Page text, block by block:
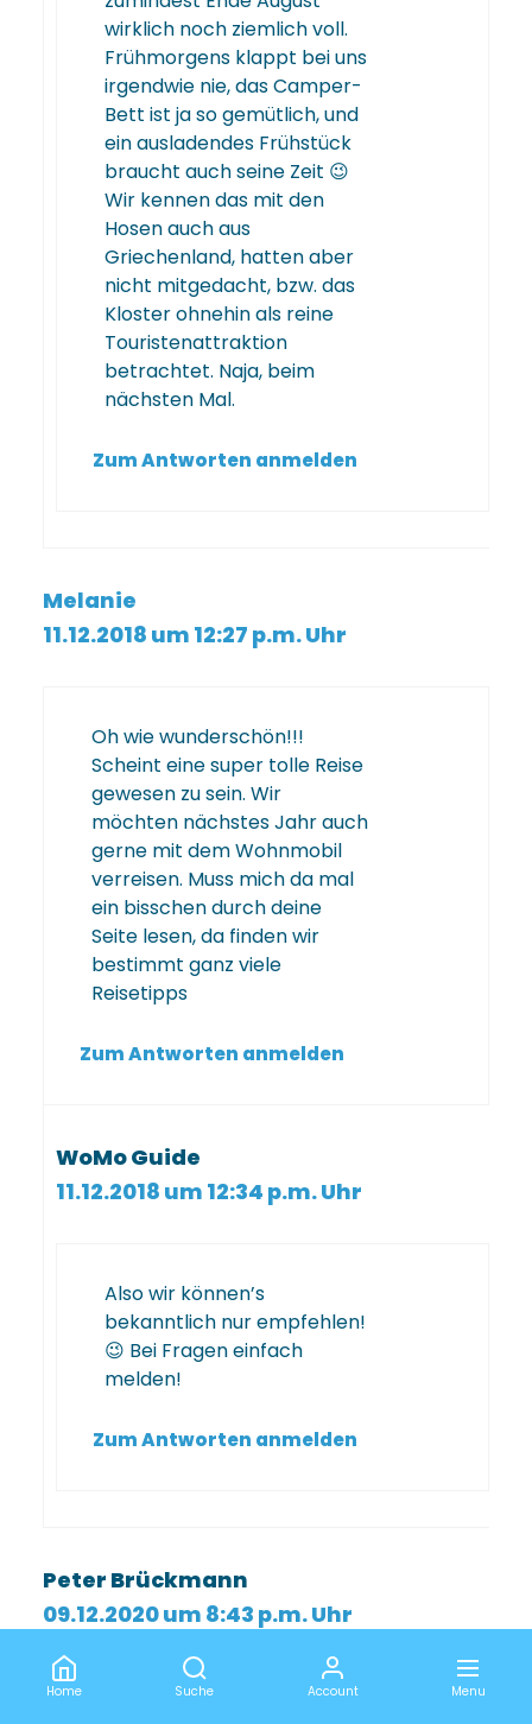
wirklich noch ziemlich voll.
Frühmorgens klappt bei uns
irgendwie nie, das Camper-
Bett ist ja so gemütlich, und
ein ausladendes Frühstück
braucht auch seine Zeit 😉
Wir kennen das mit den
Hosen auch aus
Griechenland, hatten aber
nicht mitgedacht, bzw. das
Kloster ohnehin als reine
Touristenattraktion
betrachtet. Naja, beim
nächsten Mal.
Zum Antworten anmelden
Melanie
11.12.2018 um 12:27 p.m. Uhr
Oh wie wunderschön!!!
Scheint eine super tolle Reise
gewesen zu sein. Wir
möchten nächstes Jahr auch
gerne mit dem Wohnmobil
verreisen. Muss mich da mal
ein bisschen durch deine
Seite lesen, da finden wir
bestimmt ganz viele
Reisetipps
Zum Antworten anmelden
WoMo Guide
11.12.2018 um 12:34 p.m. Uhr
Also wir können’s
bekanntlich nur empfehlen!
😉 Bei Fragen einfach
melden!
Zum Antworten anmelden
Peter Brückmann
09.12.2020 um 8:43 p.m. Uhr
Home Suche Account Menu